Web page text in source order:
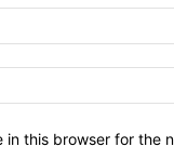
in this browser for the